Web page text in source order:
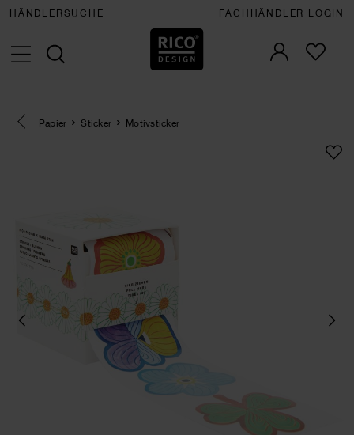
HÄNDLERSUCHE FACHHÄNDLER LOGIN
Eine Kategorie zurück navigieren
Papier Sticker Motivsticker